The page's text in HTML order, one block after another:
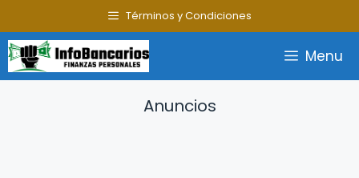
al
contenido
Términos y Condiciones
Menu
Anuncios